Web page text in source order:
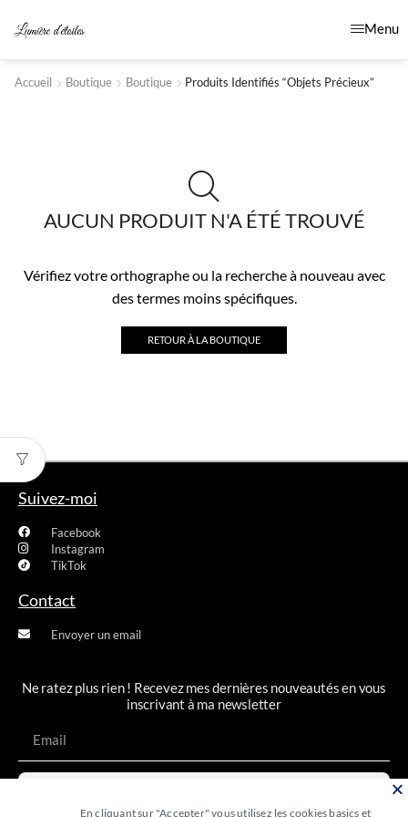
Menu
Accueil Boutique Boutique Produits Identifiés “objets Précieux”
AUCUN PRODUIT N'A ÉTÉ TROUVÉ
Vérifiez votre orthographe ou la recherche à nouveau avec
des termes moins spécifiques.
RETOUR À LA BOUTIQUE
Suivez-moi
Facebook
Instagram
TikTok
Contact
Envoyer un email
Ne ratez plus rien ! Recevez mes dernières nouveautés en vous
inscrivant à ma newsletter
En cliquant sur "Accepter" vous utilisez les cookies basics et